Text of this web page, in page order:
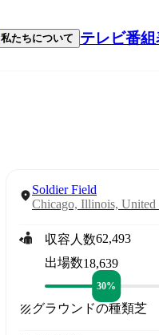
私たちについて テレビ番組
Soldier Field
Chicago, Illinois, United
収容人数62,493
出場数18,639
30%
グラウンドの種類芝